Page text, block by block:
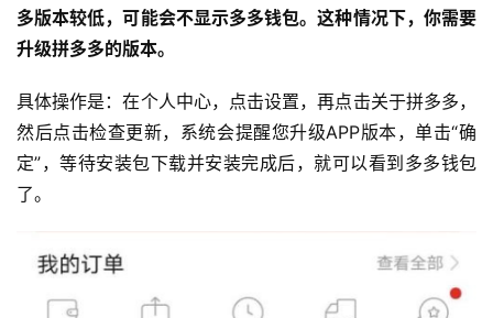
多版本较低，可能会不显示多多钱包。这种情况下，你需要
升级拼多多的版本。
具体操作是：在个人中心，点击设置，再点击关于拼多多，
然后点击检查更新，系统会提醒您升级APP版本，单击“确
定”，等待安装包下载并安装完成后，就可以看到多多钱包
了。